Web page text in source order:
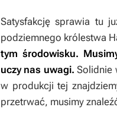
Satysfakcję sprawia tu
podziemnego królestwa
tym środowisku.
uczy nas uwagi. Solidnie
w produkcji tej
przetrwać, musimy